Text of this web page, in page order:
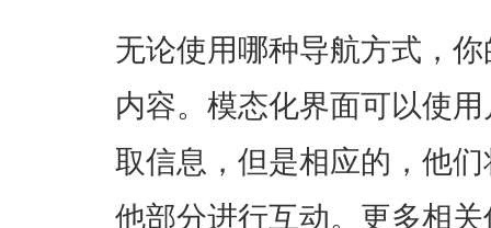
无论使用哪种导航方式，
内容。模态化界面可以使
取信息，但是相应的，他
他部分进行互动。更多相